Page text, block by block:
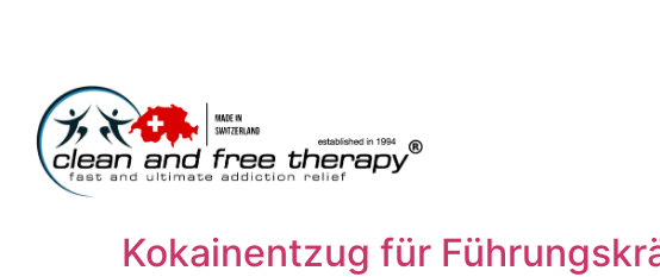
Kokainentzug für